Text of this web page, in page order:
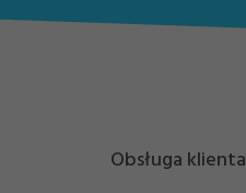
Obsługa klienta